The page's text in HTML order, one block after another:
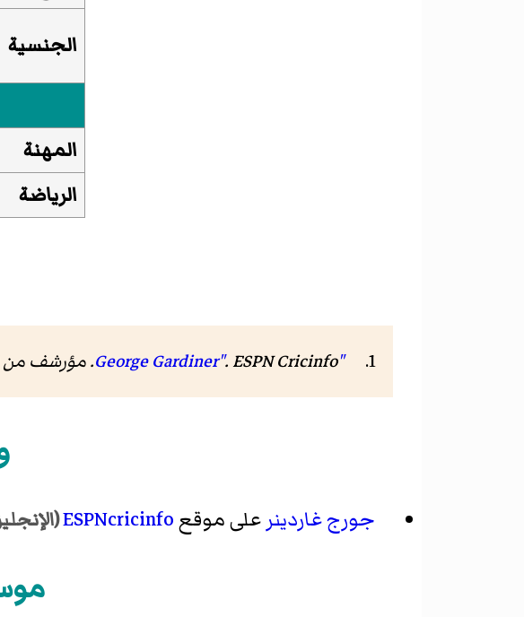
الجنسية
المهنة
الرياضة
"George Gardiner"
.ESPN Cricinfo . مؤرشف
جورج غاردينر على موقعESPNcricinfo